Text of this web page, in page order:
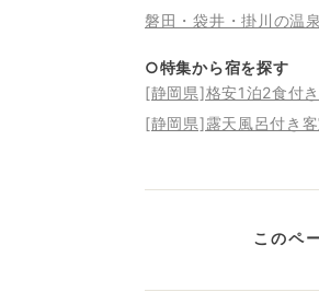
磐田・袋井・掛川の温
○特集から宿を探す
[静岡県]格安1泊2食付
[静岡県]露天風呂付き
このペ